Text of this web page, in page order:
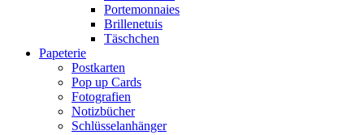
Portemonnaies
Brillenetuis
Täschchen
Papeterie
Postkarten
Pop up Cards
Fotografien
Notizbücher
Schlüsselanhänger